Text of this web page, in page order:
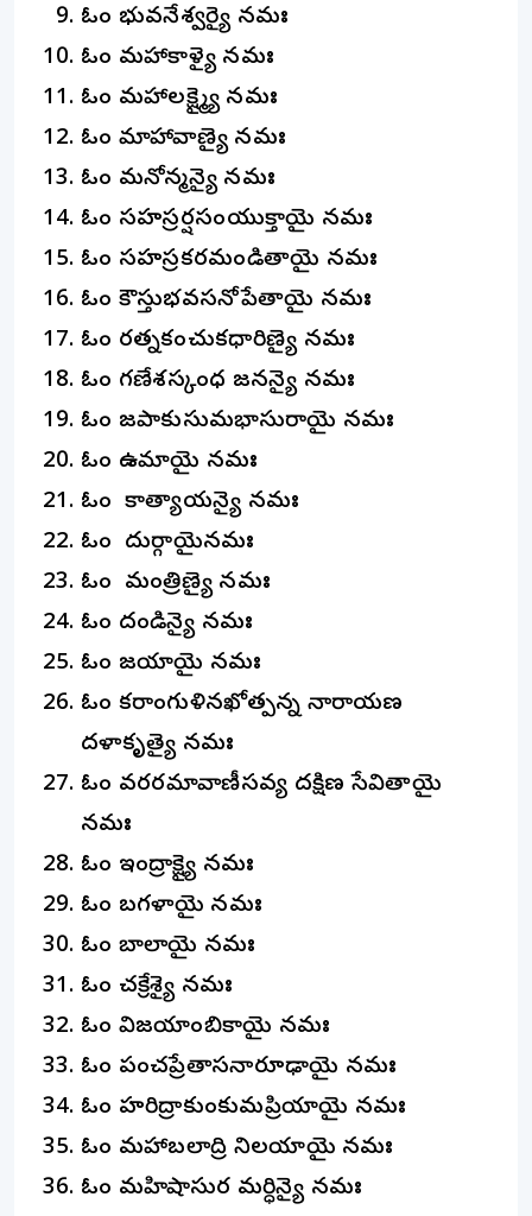
ఓం భువనేశ్వర్యై నమః
ఓం మహాకాళ్యై నమః
ఓం మహాలక్ష్మ్యై నమః
ఓం మాహావాణ్యై నమః
ఓం మనోన్మన్యై నమః
ఓం సహస్రశీర్షసంయుక్తాయై నమః
ఓం సహస్రకరమండితాయై నమః
ఓం కౌస్తుభవసనోపేతాయై నమః
ఓం రత్నకంచుకధారిణ్యై నమః
ఓం గణేశస్కంధ జనన్యై నమః
ఓం జపాకుసుమభాసురాయై నమః
ఓం ఉమాయై నమః
ఓం కాత్యాయన్యై నమః
ఓం దుర్గాయైనమః
ఓం మంత్రిణ్యై నమః
ఓం దండిన్యై నమః
ఓం జయాయై నమః
ఓం కరాంగుళినఖోత్పన్న నారాయణ
దళాకృత్యై నమః
ఓం వరరమావాణీసవ్య దక్షిణ సేవితాయై
నమః
ఓం ఇంద్రాక్ష్యై నమః
ఓం బగళాయై నమః
ఓం బాలాయై నమః
ఓం చక్రేశ్యై నమః
ఓం విజయాంబికాయై నమః
ఓం పంచప్రేతాసనారూఢాయై నమః
ఓం హరిద్రాకుంకుమప్రియాయై నమః
ఓం మహాబలాద్రి నిలయాయై నమః
ఓం మహిషాసుర మర్ధిన్యై నమః